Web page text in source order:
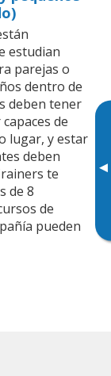
▸
estudian
parejas o
dentro de
deben tener
de
lugar, y estar
deben
te
de 8
de
pueden